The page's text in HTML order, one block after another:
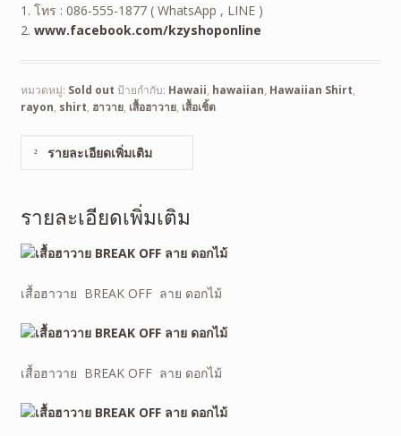
1. โทร : 086-555-1877 ( WhatsApp , LINE )
2. www.facebook.com/kzyshoponline
หมวดหมู่: Sold out ป้ายกำกับ: Hawaii, hawaiian, Hawaiian Shirt,
rayon, shirt, ฮาวาย, เสื้อฮาวาย, เสื้อเชิ้ต
รายละเอียดเพิ่มเติม
รายละเอียดเพิ่มเติม
เสื้อฮาวาย BREAK OFF ลาย ดอกไม้
เสื้อฮาวาย BREAK OFF ลาย ดอกไม้